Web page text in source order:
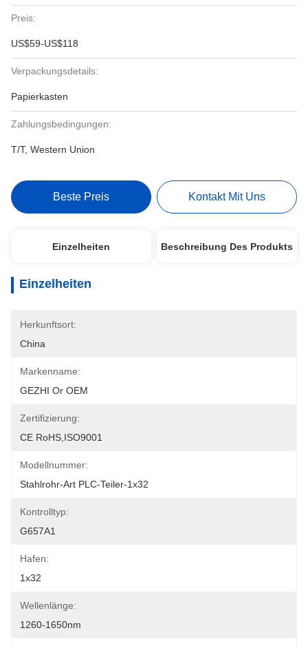
Preis:
US$59-US$118
Verpackungsdetails:
Papierkasten
Zahlungsbedingungen:
T/T, Western Union
Beste Preis Kontakt Mit Uns
Einzelheiten Beschreibung Des Produkts
Einzelheiten
Herkunftsort:
China
Markenname:
GEZHI Or OEM
Zertifizierung:
CE RoHS,ISO9001
Modellnummer:
Stahlrohr-Art PLC-Teiler-1x32
Kontrolltyp:
G657A1
Hafen:
1x32
Wellenlänge:
1260-1650nm